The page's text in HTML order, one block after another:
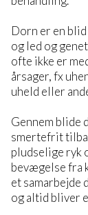
Dorn er en
og led og
ofte ikke er
årsager, fx
uheld eller
Gennem blide
smertefrit
pludselige ryk
bevægelse fra
et
og altid bliver